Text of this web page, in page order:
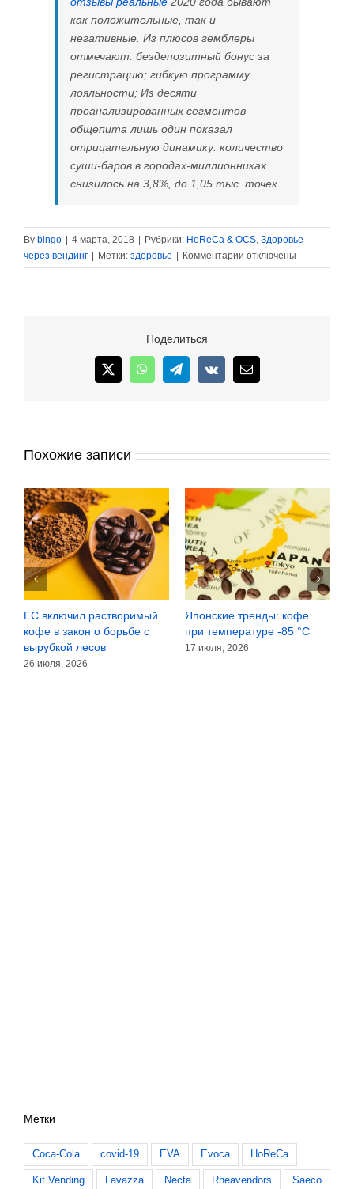
как положительные, так и
негативные. Из плюсов гемблеры
отмечают: бездепозитный бонус за
регистрацию; гибкую программу
лояльности; Из десяти
проанализированных сегментов
общепита лишь один показал
отрицательную динамику: количество
суши-баров в городах-миллионниках
снизилось на 3,8%, до 1,05 тыс. точек.
By bingo 4 марта, 2018 Рубрики: HoReCa & OCS, Здоровье
через вендинг
Метки: здоровье Комментарии к
записи
самым
динамично
отключены
Поделиться
X WhatsAppTelegram
Vk Email
Похожие записи
ЕС включил растворимый
кофе в закон о борьбе с
вырубкой лесов
26 июля, 2026
Японские тренды: кофе
при температуре -85 °C
17 июля, 2026
Метки
Coca-Cola covid-19 EVA Evoca HoReCa
Kit Vending Lavazza Necta Rheavendors Saeco